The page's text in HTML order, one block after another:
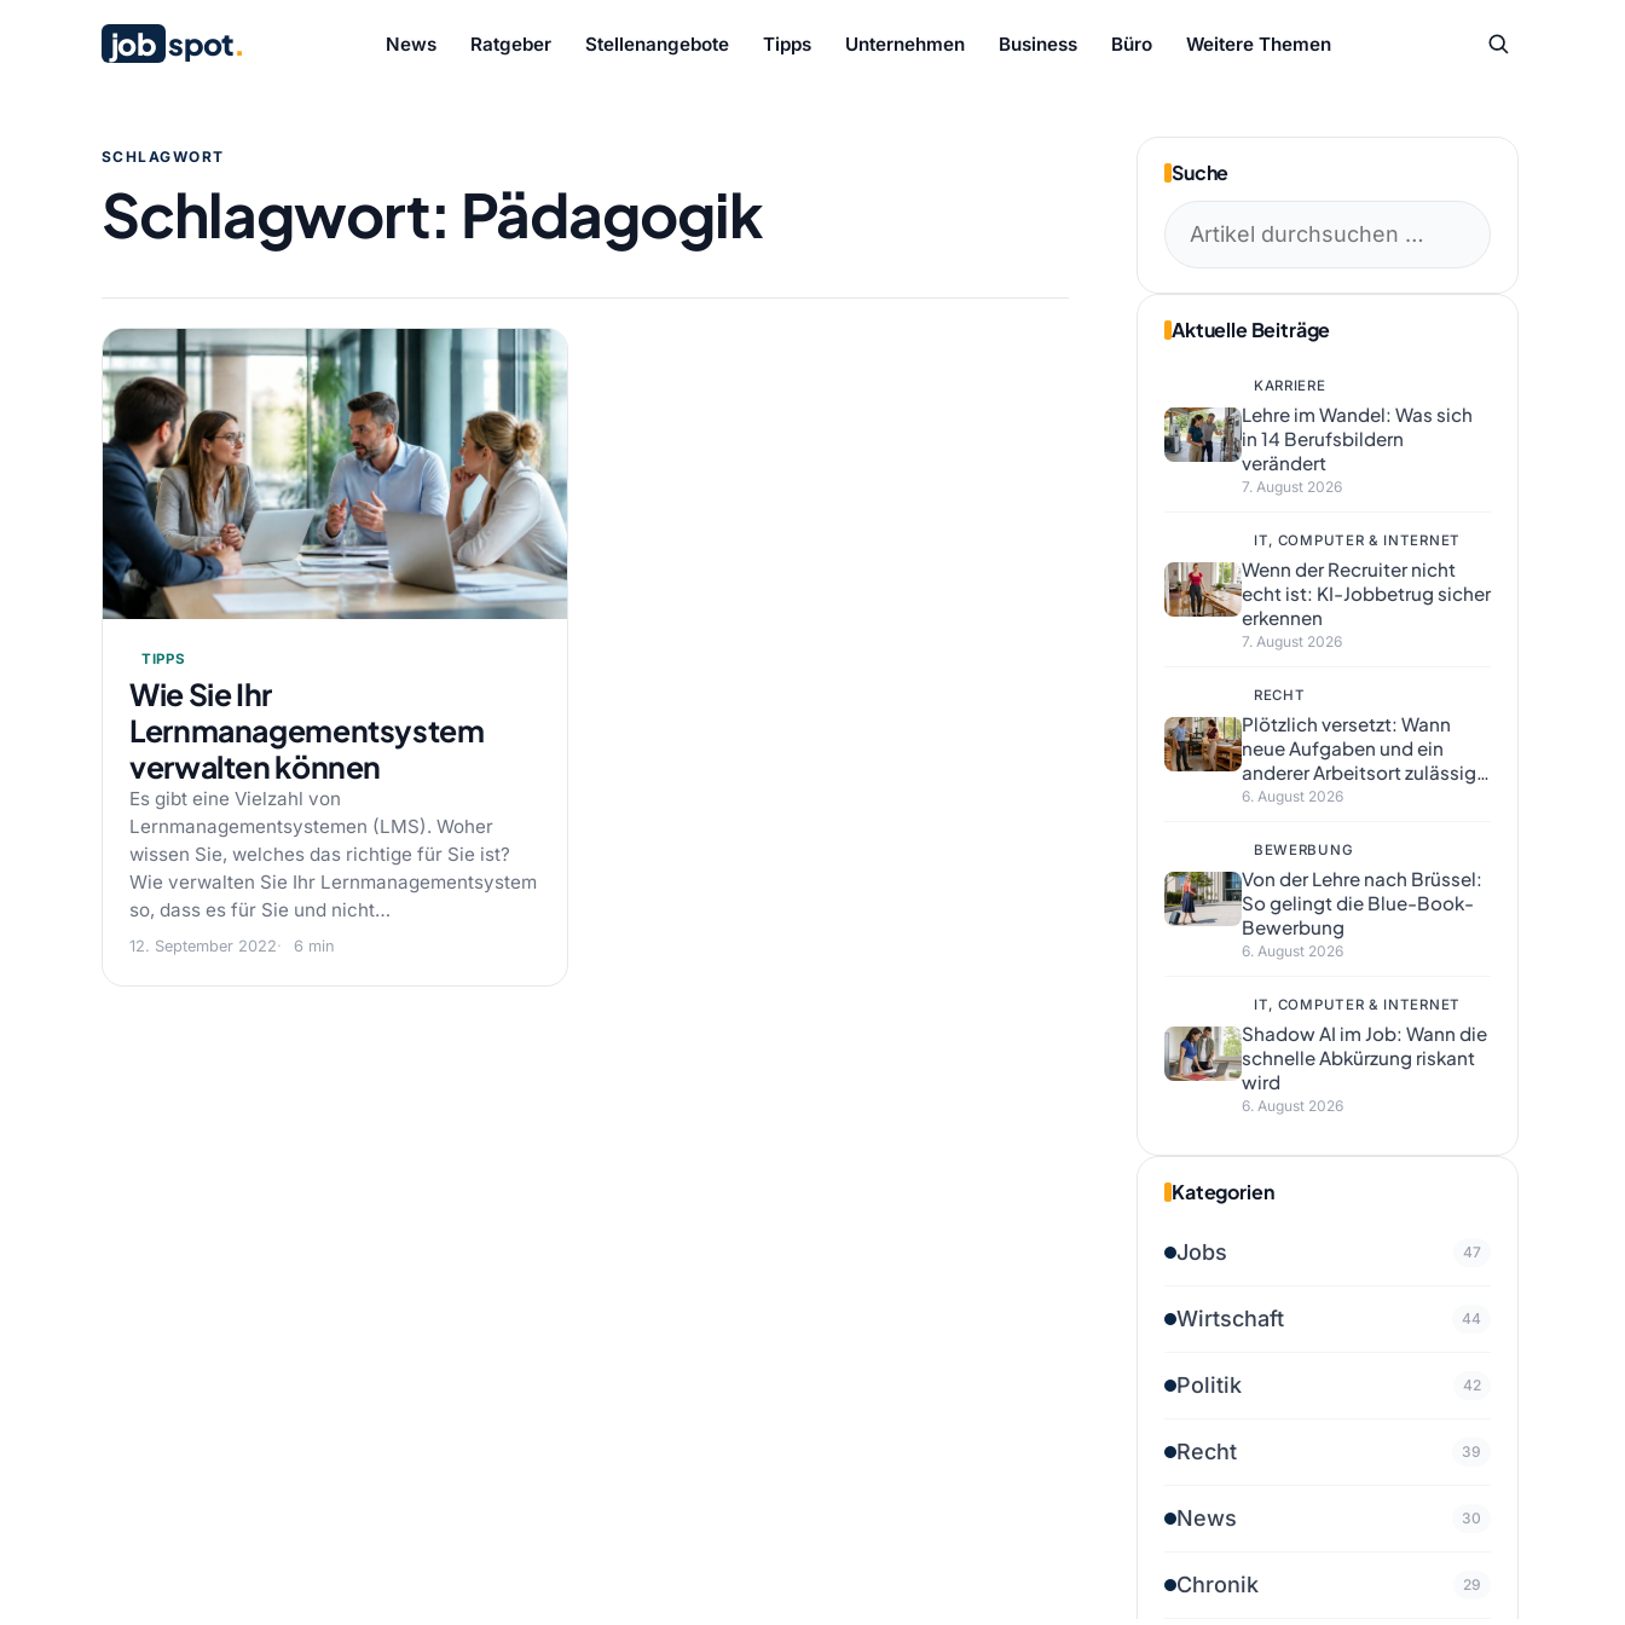
job spot. News Ratgeber Stellenangebote Tipps Unternehmen Business Büro Weitere Themen
SCHLAGWORT
Schlagwort: Pädagogik
TIPPS
Wie Sie Ihr
Lernmanagementsystem
verwalten können
Es gibt eine Vielzahl von
Lernmanagementsystemen (LMS). Woher
wissen Sie, welches das richtige für Sie ist?
Wie verwalten Sie Ihr Lernmanagementsystem
so, dass es für Sie und nicht…
12. September 2022 6 min
Suche
Aktuelle Beiträge
KARRIERE
Lehre im Wandel: Was sich
in 14 Berufsbildern
verändert
7. August 2026
IT, COMPUTER & INTERNET
Wenn der Recruiter nicht
echt ist: KI-Jobbetrug sicher
erkennen
7. August 2026
RECHT
Plötzlich versetzt: Wann
neue Aufgaben und ein
anderer Arbeitsort zulässig
sind
6. August 2026
BEWERBUNG
Von der Lehre nach Brüssel:
So gelingt die Blue-Book-
Bewerbung
6. August 2026
IT, COMPUTER & INTERNET
Shadow AI im Job: Wann die
schnelle Abkürzung riskant
wird
6. August 2026
Kategorien
Jobs 47
Wirtschaft 44
Politik 42
Recht 39
News 30
Chronik 29